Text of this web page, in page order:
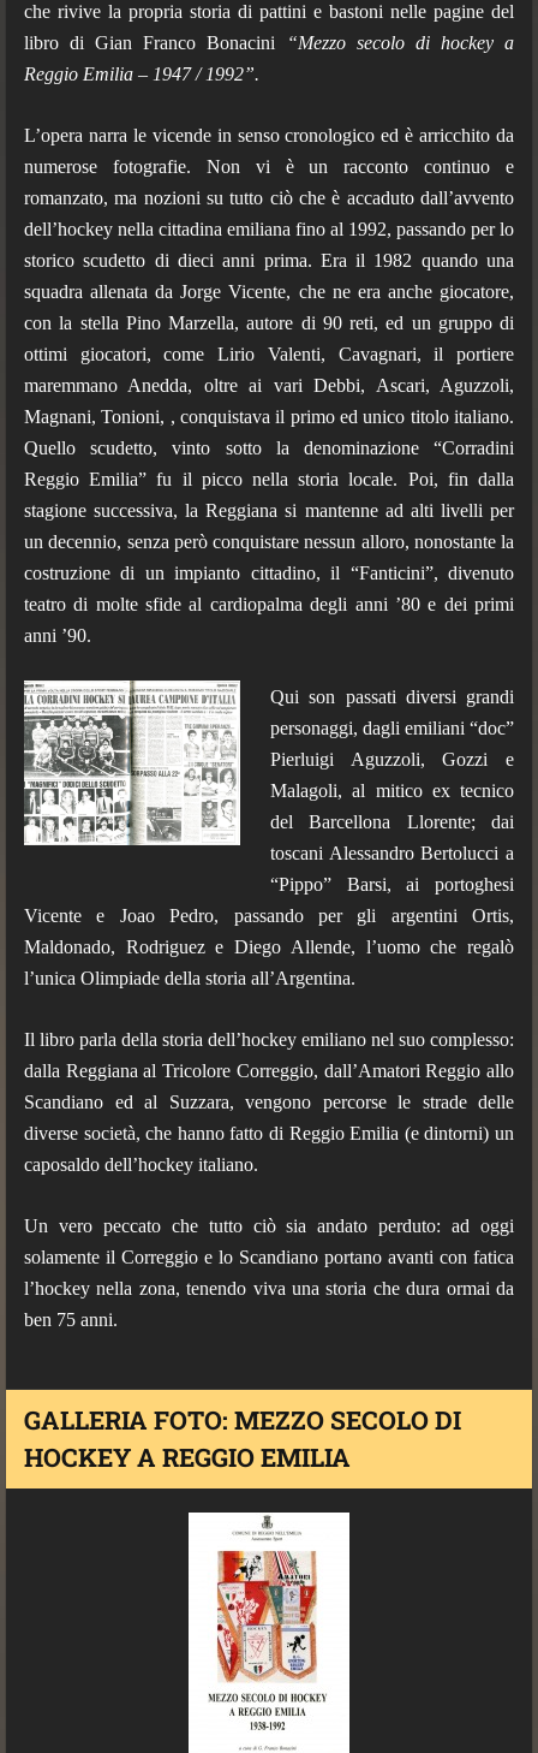
che rivive la propria storia di pattini e bastoni nelle pagine del
libro di Gian Franco Bonacini
“Mezzo secolo di hockey a
Reggio Emilia – 1947 / 1992”.
L’opera narra le vicende in senso cronologico ed è arricchito da
numerose fotografie. Non vi è un racconto continuo e
romanzato, ma nozioni su tutto ciò che è accaduto dall’avvento
dell’hockey nella cittadina emiliana fino al 1992, passando per lo
storico scudetto di dieci anni prima. Era il 1982 quando una
squadra allenata da Jorge Vicente, che ne era anche giocatore,
con la stella Pino Marzella, autore di 90 reti, ed un gruppo di
ottimi giocatori, come Lirio Valenti, Cavagnari, il portiere
maremmano Anedda, oltre ai vari Debbi, Ascari, Aguzzoli,
Magnani, Tonioni, , conquistava il primo ed unico titolo italiano.
Quello scudetto, vinto sotto la denominazione “Corradini
Reggio Emilia” fu il picco nella storia locale. Poi, fin dalla
stagione successiva, la Reggiana si mantenne ad alti livelli per
un decennio, senza però conquistare nessun alloro, nonostante la
costruzione di un impianto cittadino, il “Fanticini”, divenuto
teatro di molte sfide al cardiopalma degli anni ’80 e dei primi
anni ’90.
Qui son passati diversi grandi
personaggi, dagli emiliani “doc”
Pierluigi Aguzzoli, Gozzi e
Malagoli, al mitico ex tecnico
del Barcellona Llorente; dai
toscani Alessandro Bertolucci a
“Pippo” Barsi, ai portoghesi
Vicente e Joao Pedro, passando per gli argentini Ortis,
Maldonado, Rodriguez e Diego Allende, l’uomo che regalò
l’unica Olimpiade della storia all’Argentina.
Il libro parla della storia dell’hockey emiliano nel suo complesso:
dalla Reggiana al Tricolore Correggio, dall’Amatori Reggio allo
Scandiano ed al Suzzara, vengono percorse le strade delle
diverse società, che hanno fatto di Reggio Emilia (e dintorni) un
caposaldo dell’hockey italiano.
Un vero peccato che tutto ciò sia andato perduto: ad oggi
solamente il Correggio e lo Scandiano portano avanti con fatica
l’hockey nella zona, tenendo viva una storia che dura ormai da
ben 75 anni.
GALLERIA FOTO: MEZZO SECOLO DI
HOCKEY A REGGIO EMILIA